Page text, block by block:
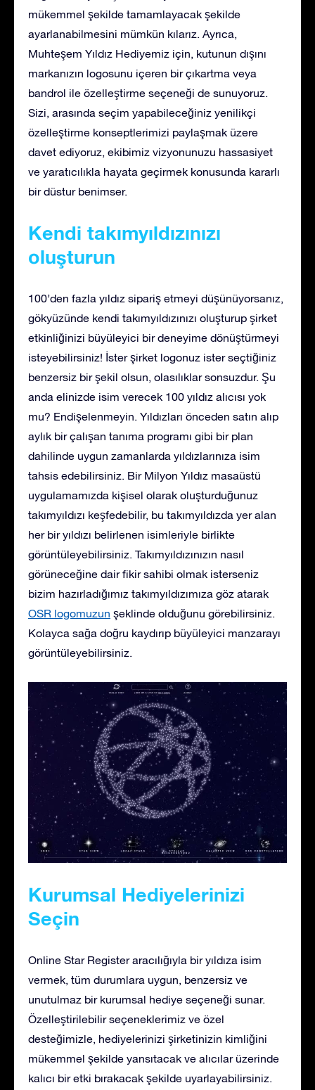
mükemmel şekilde tamamlayacak şekilde
ayarlanabilmesini mümkün kılarız. Ayrıca,
Muhteşem Yıldız Hediyemiz için, kutunun dışını
markanızın logosunu içeren bir çıkartma veya
bandrol ile özelleştirme seçeneği de sunuyoruz.
Sizi, arasında seçim yapabileceğiniz yenilikçi
özelleştirme konseptlerimizi paylaşmak üzere
davet ediyoruz, ekibimiz vizyonunuzu hassasiyet
ve yaratıcılıkla hayata geçirmek konusunda kararlı
bir düstur benimser.
Kendi takımyıldızınızı
oluşturun
100’den fazla yıldız sipariş etmeyi düşünüyorsanız,
gökyüzünde kendi takımyıldızınızı oluşturup şirket
etkinliğinizi büyüleyici bir deneyime dönüştürmeyi
isteyebilirsiniz! İster şirket logonuz ister seçtiğiniz
benzersiz bir şekil olsun, olasılıklar sonsuzdur. Şu
anda elinizde isim verecek 100 yıldız alıcısı yok
mu? Endişelenmeyin. Yıldızları önceden satın alıp
aylık bir çalışan tanıma programı gibi bir plan
dahilinde uygun zamanlarda yıldızlarınıza isim
tahsis edebilirsiniz. Bir Milyon Yıldız masaüstü
uygulamamızda kişisel olarak oluşturduğunuz
takımyıldızı keşfedebilir, bu takımyıldızda yer alan
her bir yıldızı belirlenen isimleriyle birlikte
görüntüleyebilirsiniz. Takımyıldızınızın nasıl
görüneceğine dair fikir sahibi olmak isterseniz
bizim hazırladığımız takımyıldızımıza göz atarak
OSR logomuzun şeklinde olduğunu görebilirsiniz.
Kolayca sağa doğru kaydırıp büyüleyici manzarayı
görüntüleyebilirsiniz.
Kurumsal Hediyelerinizi
Seçin
Online Star Register aracılığıyla bir yıldıza isim
vermek, tüm durumlara uygun, benzersiz ve
unutulmaz bir kurumsal hediye seçeneği sunar.
Özelleştirilebilir seçeneklerimiz ve özel
desteğimizle, hediyelerinizi şirketinizin kimliğini
mükemmel şekilde yansıtacak ve alıcılar üzerinde
kalıcı bir etki bırakacak şekilde uyarlayabilirsiniz.